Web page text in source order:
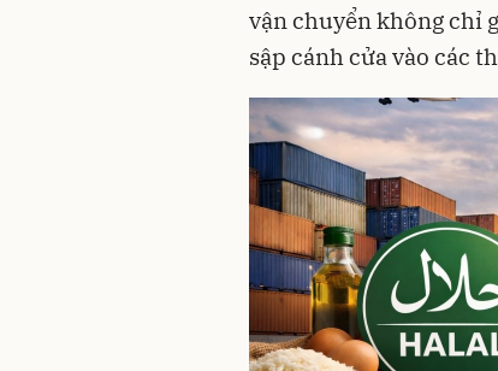
vận chuyển không chỉ
sập cánh cửa vào các